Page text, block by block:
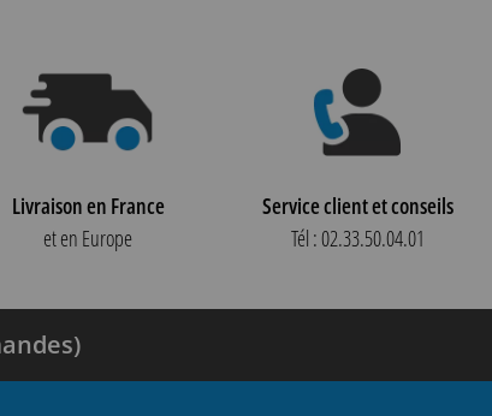
Livraison en France
et en Europe
Service client et conseils
Tél : 02.33.50.04.01